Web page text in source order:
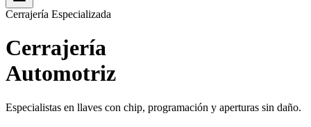
Cerrajería Especializada
Cerrajería
Automotriz
Especialistas en llaves con chip, programación y aperturas sin daño.